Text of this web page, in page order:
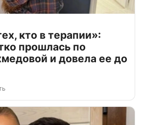
кто в терапии»:
прошлась по
и довела ее до